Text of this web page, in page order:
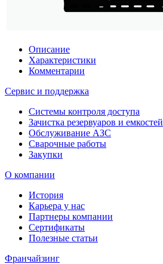
Описание
Характеристики
Комментарии
Сервис и поддержка
Системы контроля доступа
Зачистка резервуаров и емкостей
Обслуживание АЗС
Сварочные работы
Закупки
О компании
История
Карьера у нас
Партнеры компании
Сертификаты
Полезные статьи
Франчайзинг